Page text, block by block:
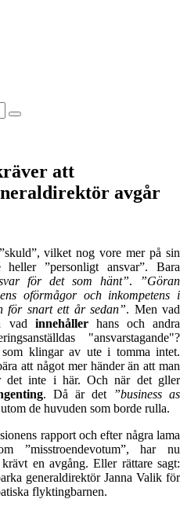
att
avgår
vilket nog vore mer på sin
”personligt ansvar”. Bara
för det som hänt”.
”Göran
oförmågor och inkompetens i
för snart ett år sedan”. Men vad
vad innehållerhans och andra
"ansvarstagande"?
klingar av ute i tomma intet.
att något mer händer än att man
det inte i här. Och när det gller
. Då är det
”business as
de huvuden som borde rulla.
rapport och efter några lama
”misstroendevotum”, har nu
en avgång. Eller rättare sagt:
generaldirektör Janna Valik för
flyktingbarnen.